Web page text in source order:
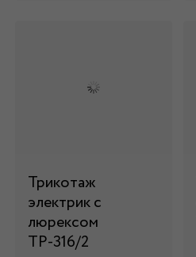
Трикотаж
электрик с
люрексом
ТР-316/2